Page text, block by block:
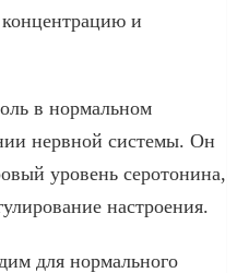
и
в нормальном
нервной системы. Он
уровень серотонина,
настроения.
для нормального